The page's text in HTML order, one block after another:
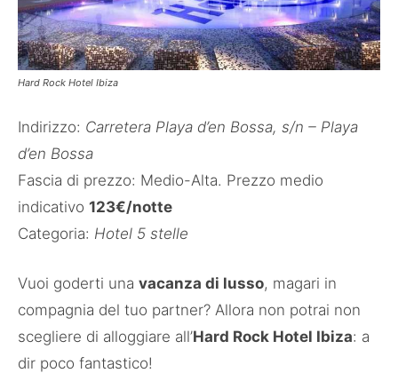
Hard Rock Hotel Ibiza
Indirizzo: Carretera Playa d’en Bossa, s/n – Playa
d’en Bossa
Fascia di prezzo: Medio-Alta. Prezzo medio
indicativo 123€/notte
Categoria: Hotel 5 stelle
Vuoi goderti una vacanza di lusso, magari in
compagnia del tuo partner? Allora non potrai non
scegliere di alloggiare all’Hard Rock Hotel Ibiza: a
dir poco fantastico!